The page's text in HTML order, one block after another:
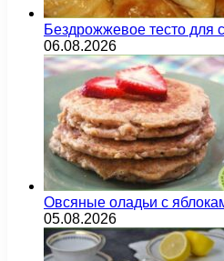
Бездрожжевое тесто для
06.08.2026
Овсяные оладьи с
05.08.2026